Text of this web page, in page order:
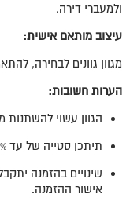
ולמעברי דירה.
עיצוב מותאם אישית:
מגוון גוונים לבחירה,
הערות חשובות:
הגוון עשוי
תיתכן סטייה של עד 3% במידות המוצר.
אישור ההזמנה.